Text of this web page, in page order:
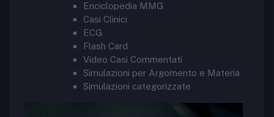
Enciclopedia MMG
Casi Clinici
ECG
Flash Card
Video Casi Commentati
Simulazioni per Argomento e Materia
Simulazioni categorizzate